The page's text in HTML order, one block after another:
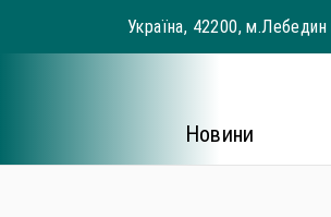
Україна, 42200,
Новини